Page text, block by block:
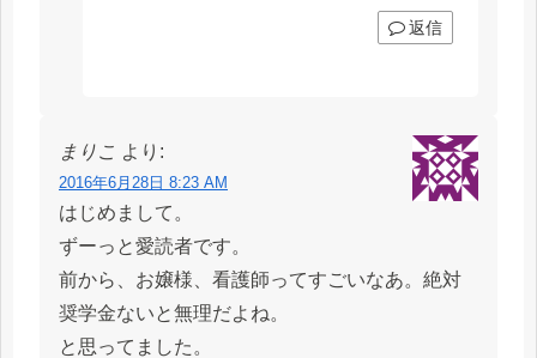
返信
まりこ より:
2016年6月28日 8:23 AM
はじめまして。
ずーっと愛読者です。
前から、お嬢様、看護師ってすごいなあ。絶対
奨学金ないと無理だよね。
と思ってました。